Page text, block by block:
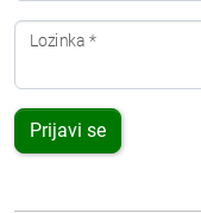
Lozinka *
Prijavi se